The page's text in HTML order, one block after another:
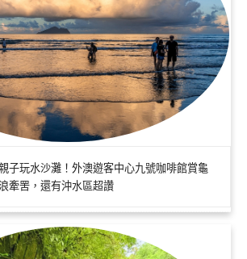
子玩水沙灘！外澳遊客中心九號咖啡館賞龜
牽罟，還有沖水區超讚